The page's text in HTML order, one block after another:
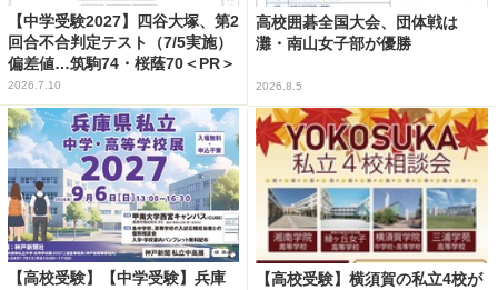
【中学受験2027】四谷大塚、第2
回合不合判定テスト（7/5実施）
偏差値…筑駒74・桜蔭70＜PR＞
2026.7.10
高校囲碁全国大会、団体戦は
灘・南山女子部が優勝
2026.8.5
【高校受験】【中学受験】兵庫
【高校受験】横須賀の私立4校が